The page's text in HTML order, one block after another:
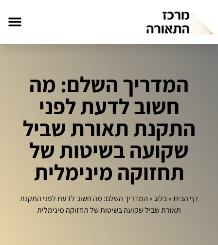
המדריך השלם: מה
חשוב לדעת לפני
התקנת תאורת שביל
שקועה בשיטות של
תחזוקה מינימלית
דף הבית»בלוג»המדריך השלם: מה חשוב לדעת לפני התקנת
תאורת שביל שקועה בשיטות של תחזוקה מינימלית